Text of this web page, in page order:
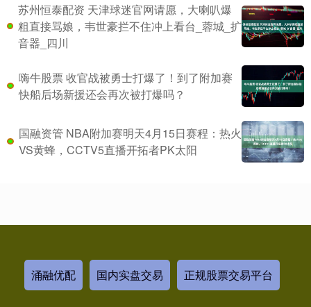
苏州恒泰配资 天津球迷官网请愿，大喇叭爆
粗直接骂娘，韦世豪拦不住冲上看台_蓉城_扩
音器_四川
嗨牛股票 收官战被勇士打爆了！到了附加赛
快船后场新援还会再次被打爆吗？
国融资管 NBA附加赛明天4月15日赛程：热火
VS黄蜂，CCTV5直播开拓者PK太阳
涌融优配 国内实盘交易 正规股票交易平台